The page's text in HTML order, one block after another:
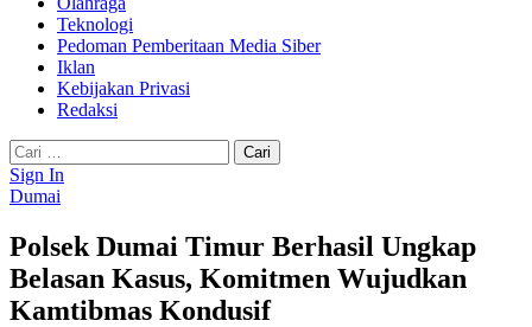
Teknologi
Pedoman Pemberitaan Media Siber
Iklan
Kebijakan Privasi
Redaksi
Cari
untuk:
Sign In
Dumai
Polsek Dumai Timur Berhasil Ungkap
Belasan Kasus, Komitmen Wujudkan
Kamtibmas Kondusif